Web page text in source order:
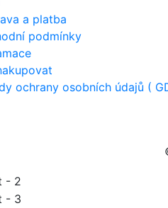
a platba
podmínky
ochrany osobních údajů (